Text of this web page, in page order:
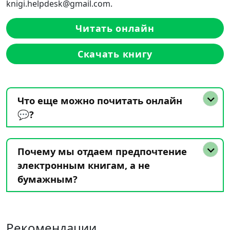
knigi.helpdesk@gmail.com.
Читать онлайн
Скачать книгу
Что еще можно почитать онлайн
💬?
Почему мы отдаем предпочтение
электронным книгам, а не
бумажным?